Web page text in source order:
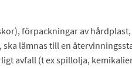
förpackningar av
lämnas till en
avfall (t ex spillolja,